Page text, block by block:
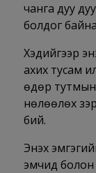
чанга дуу
болдог
Хэдийгээр
ахих тусам
өдөр
нөлөөлөх
бий.
Энэхүү
эмчид болон